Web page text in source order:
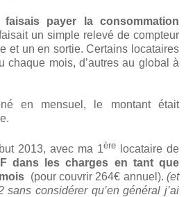
faisais payer la consommation
un simple relevé de compteur
et un en sortie. Certains locataires
chaque mois, d’autres au global à
en mensuel, le montant était
2013, avec ma 1ère locataire de
dans les charges en tant que
(pour couvrir 264€ annuel).(et
sans considérer qu’en général j’ai